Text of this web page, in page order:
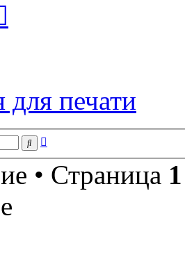
для печати
Поиск
• Страница 1